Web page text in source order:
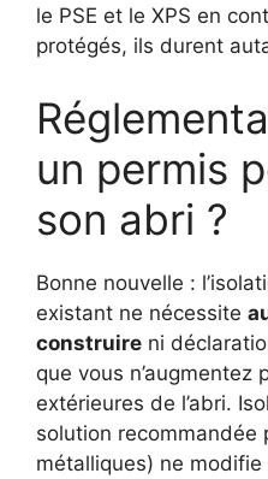
le PSE et le XPS en
protégés, ils durent
un permis
son abri ?
Bonne nouvelle :
existant ne nécessite
construire ni
que vous n’augmentez
extérieures de l’abri.
solution recommandée
métalliques) ne modifie